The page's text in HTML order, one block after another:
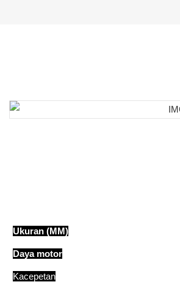
Ukuran (MM)
Daya motor
Kacepetan